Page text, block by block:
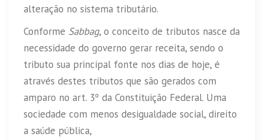
alteração no sistema tributário.
Conforme Sabbag, o conceito de tributos nasce da
necessidade do governo gerar receita, sendo o
tributo sua principal fonte nos dias de hoje, é
através destes tributos que são gerados com
amparo no art. 3º da Constituição Federal. Uma
sociedade com menos desigualdade social, direito
a saúde pública,